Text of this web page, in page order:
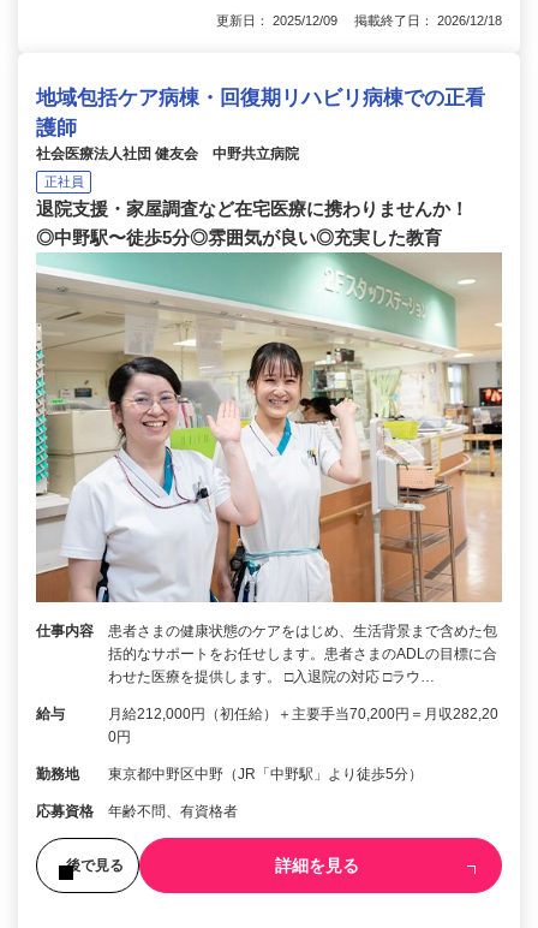
更新日： 2025/12/09 掲載終了日： 2026/12/18
地域包括ケア病棟・回復期リハビリ病棟での正看
護師
社会医療法人社団 健友会 中野共立病院
正社員
退院支援・家屋調査など在宅医療に携わりませんか！
◎中野駅〜徒歩5分◎雰囲気が良い◎充実した教育
仕事内容
患者さまの健康状態のケアをはじめ、生活背景まで含めた包
括的なサポートをお任せします。患者さまのADLの目標に合
わせた医療を提供します。 □入退院の対応 □ラウ…
給与
月給212,000円（初任給）＋主要手当70,200円＝月収282,20
0円
勤務地 東京都中野区中野（JR「中野駅」より徒歩5分）
応募資格 年齢不問、有資格者
後で見る 詳細を見る